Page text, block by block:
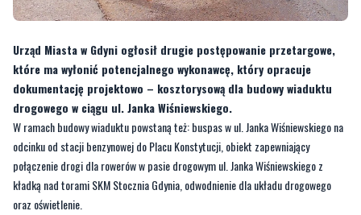
które ma wyłonić potencjalnego wykonawcę, który opracuje
drogowego w ciągu ul. Janka Wiśniewskiego.
W ramach budowy wiaduktu powstaną też: buspas w ul. Janka Wiśniewskiego na
odcinku od stacji benzynowej do Placu Konstytucji, obiekt zapewniający
połączenie drogi dla rowerów w pasie drogowym ul. Janka Wiśniewskiego z
kładką nad torami SKM Stocznia Gdynia, odwodnienie dla układu drogowego
oraz oświetlenie.
—W pierwszym postępowaniu nie udało wyłonić się wykonawcy, ze względu na
zbyt wysokie oferty cenowe zaproponowane przez potencjalnych wykonawców.
Mamy nadzieję, że tym razem, znajdziemy projektanta dla tej inwestycji